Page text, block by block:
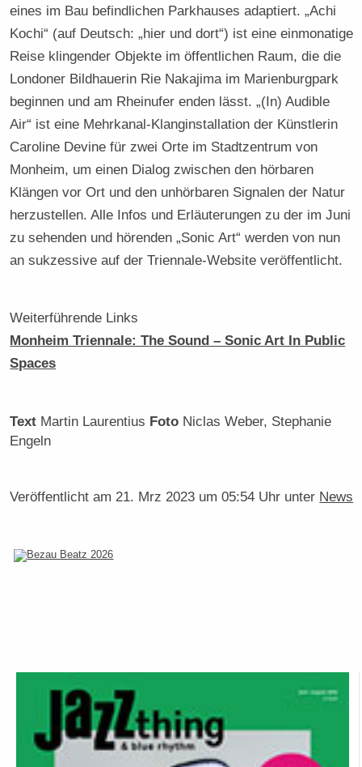
eines im Bau befindlichen Parkhauses adaptiert. „Achi
Kochi“ (auf Deutsch: „hier und dort“) ist eine einmonatige
Reise klingender Objekte im öffentlichen Raum, die die
Londoner Bildhauerin Rie Nakajima im Marienburgpark
beginnen und am Rheinufer enden lässt. „(In) Audible
Air“ ist eine Mehrkanal-Klanginstallation der Künstlerin
Caroline Devine für zwei Orte im Stadtzentrum von
Monheim, um einen Dialog zwischen den hörbaren
Klängen vor Ort und den unhörbaren Signalen der Natur
herzustellen. Alle Infos und Erläuterungen zu der im Juni
zu sehenden und hörenden „Sonic Art“ werden von nun
an sukzessive auf der Triennale-Website veröffentlicht.
Weiterführende Links
Monheim Triennale: The Sound – Sonic Art In Public
Spaces
Text Martin Laurentius Foto Niclas Weber, Stephanie
Engeln
Veröffentlicht am 21. Mrz 2023 um 05:54 Uhr unter News